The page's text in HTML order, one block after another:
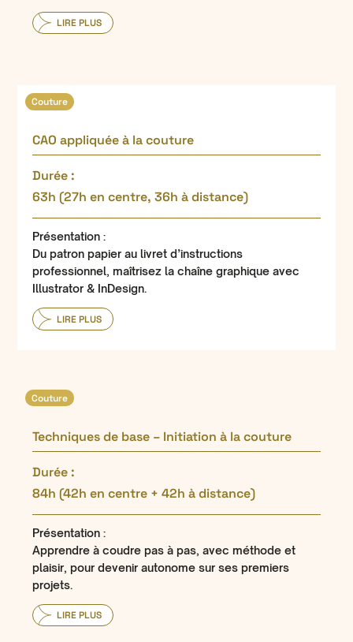
LIRE PLUS
CAO appliquée à la couture
Durée :
63h (27h en centre, 36h à distance)
Présentation :
Du patron papier au livret d’instructions
professionnel, maîtrisez la chaîne graphique avec
Illustrator & InDesign.
LIRE PLUS
Couture
Techniques de base – Initiation à la couture
Durée :
84h (42h en centre + 42h à distance)
Présentation :
Apprendre à coudre pas à pas, avec méthode et
plaisir, pour devenir autonome sur ses premiers
projets.
LIRE PLUS
Couture